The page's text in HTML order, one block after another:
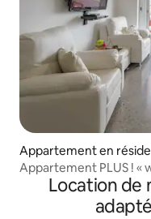
Appartement en
Appartement PLUS ! «
Location de